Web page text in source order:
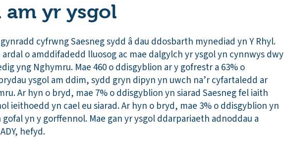
am yr ysgol
cyfrwng Saesneg sydd â dau ddosbarth mynediad yn Y Rhyl.
ardal o amddifadedd lluosog ac mae dalgylch yr ysgol yn cynnwys dwy
yng Nghymru. Mae 460 o ddisgyblion ar y gofrestr a 63% o
ysgol am ddim, sydd gryn dipyn yn uwch na’r cyfartaledd ar
Ar hyn o bryd, mae 7% o ddisgyblion yn siarad Saesneg fel iaith
ieithoedd yn cael eu siarad. Ar hyn o bryd, mae 3% o ddisgyblion yn
yn y gorffennol. Mae gan yr ysgol ddarpariaeth adnoddau a
hefyd.